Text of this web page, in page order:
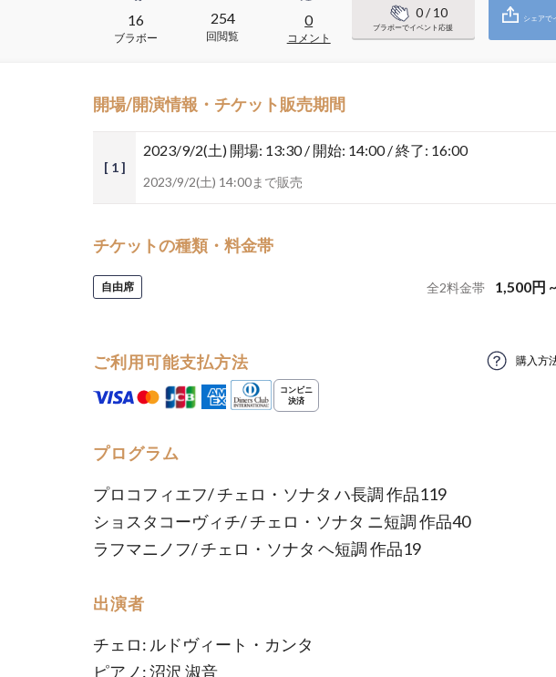
16
ブラボー
254
回閲覧
0
コメント
0/ 10
ブラボーでイベント応援
シェアで
開場/開演情報・チケット販売期間
[ 1 ]
2023/9/2(土) 開場: 13:30 / 開始: 14:00 / 終了: 16:00
2023/9/2(土) 14:00まで販売
チケットの種類・料金帯
自由席 全2料金帯 1,500円
ご利用可能支払方法 購入方
プログラム
プロコフィエフ/ チェロ・ソナタ ハ長調 作品119
ショスタコーヴィチ/ チェロ・ソナタ ニ短調 作品40
ラフマニノフ/ チェロ・ソナタ ヘ短調 作品19
出演者
チェロ: ルドヴィート・カンタ
ピアノ: 沼沢 淑音